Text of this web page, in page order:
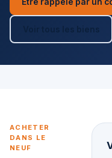
Voir tous les biens
ACHETER
DANS LE
NEUF